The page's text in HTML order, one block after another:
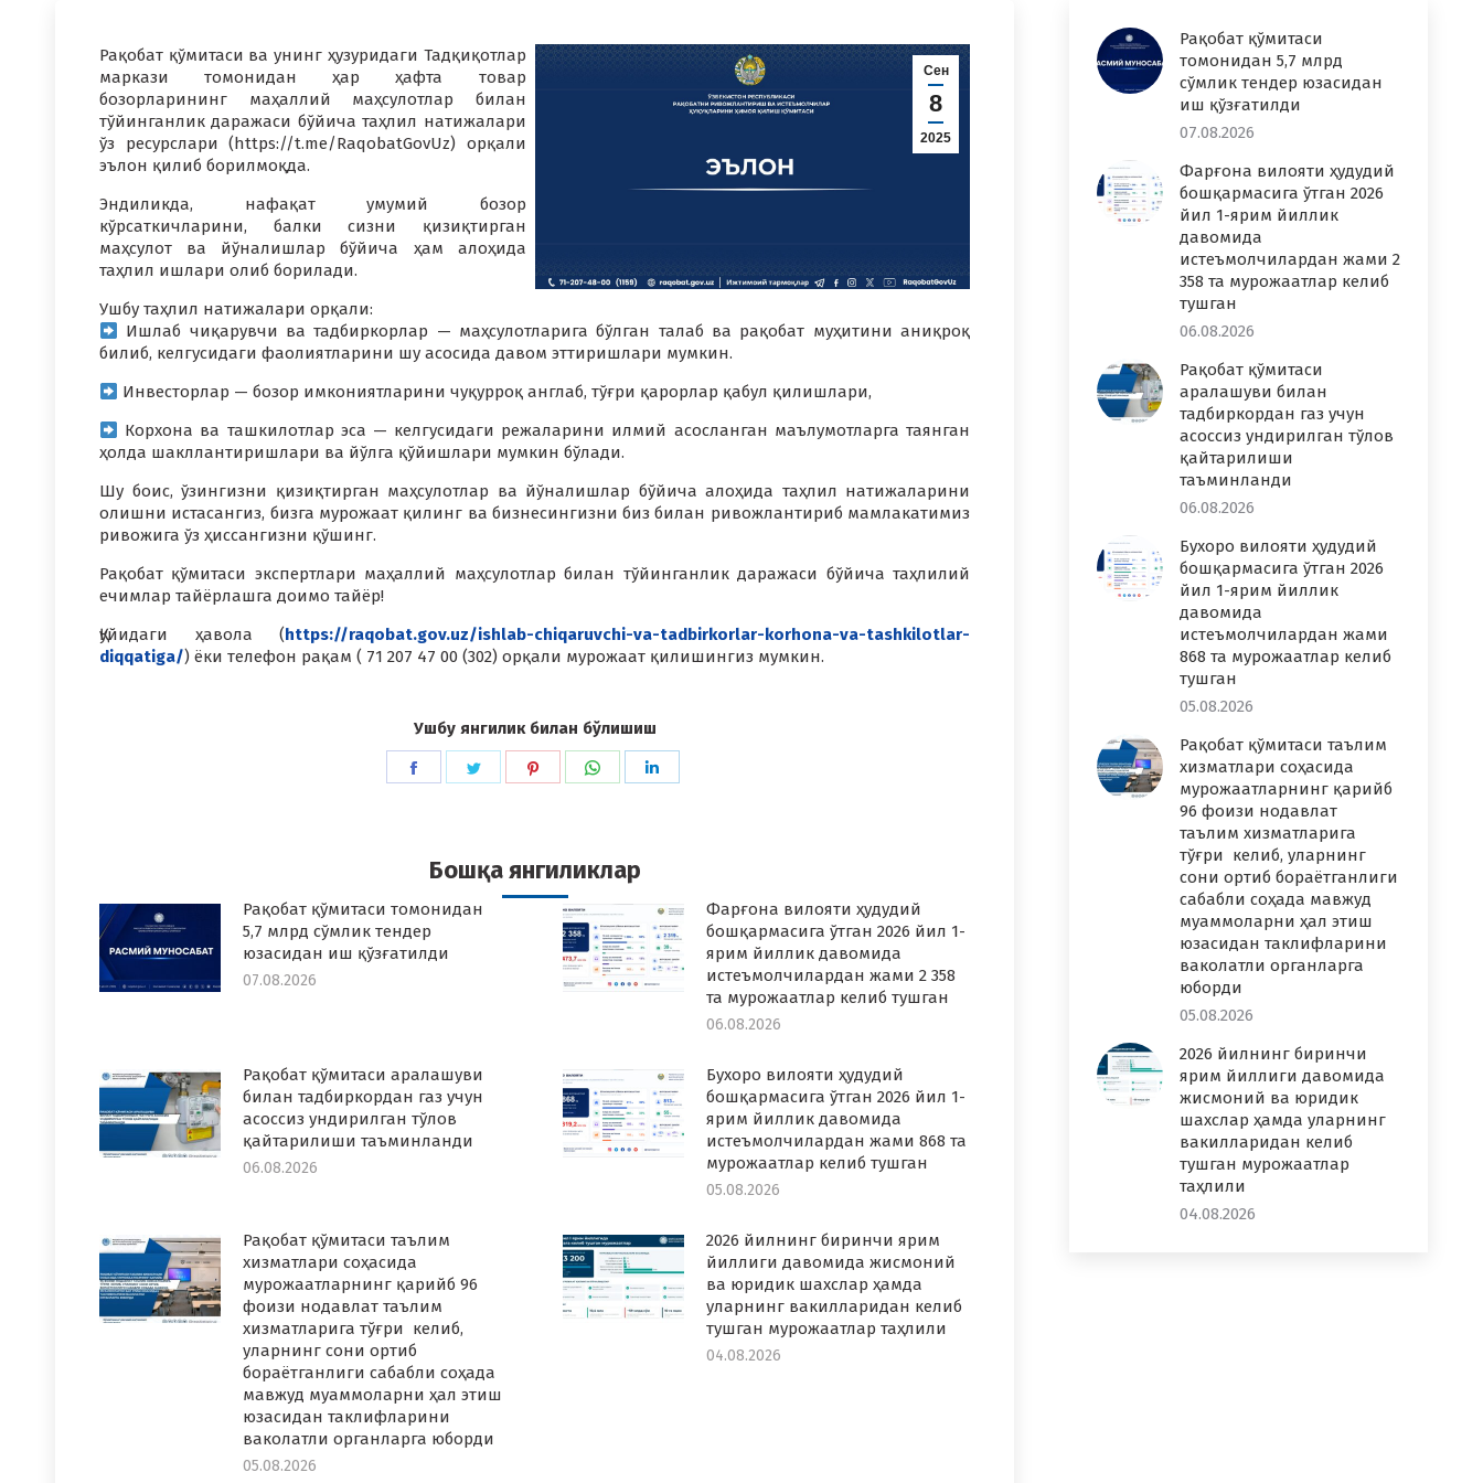
Сен
8
2025
Рақобат қўмитаси ва унинг ҳузуридаги Тадқиқотлар
маркази томонидан ҳар ҳафта товар
бозорларининг маҳаллий маҳсулотлар билан
тўйинганлик даражаси бўйича таҳлил натижалари
ўз ресурслари (https://t.me/RaqobatGovUz) орқали
эълон қилиб борилмоқда.
Эндиликда, нафақат умумий бозор
кўрсаткичларини, балки сизни қизиқтирган
маҳсулот ва йўналишлар бўйича ҳам алоҳида
таҳлил ишлари олиб борилади.
Ушбу таҳлил натижалари орқали:
Ишлаб чиқарувчи ва тадбиркорлар — маҳсулотларига бўлган талаб ва рақобат муҳитини аниқроқ
билиб, келгусидаги фаолиятларини шу асосида давом эттиришлари мумкин.
Инвесторлар — бозор имкониятларини чуқурроқ англаб, тўғри қарорлар қабул қилишлари,
Корхона ва ташкилотлар эса — келгусидаги режаларини илмий асосланган маълумотларга таянган
ҳолда шакллантиришлари ва йўлга қўйишлари мумкин бўлади.
Шу боис, ўзингизни қизиқтирган маҳсулотлар ва йўналишлар бўйича алоҳида таҳлил натижаларини
олишни истасангиз, бизга мурожаат қилинг ва бизнесингизни биз билан ривожлантириб мамлакатимиз
ривожига ўз ҳиссангизни қўшинг.
Рақобат қўмитаси экспертлари маҳаллий маҳсулотлар билан тўйинганлик даражаси бўйича таҳлилий
ечимлар тайёрлашга доимо тайёр!
Қуйидаги ҳавола (https://raqobat.gov.uz/ishlab-chiqaruvchi-va-tadbirkorlar-korhona-va-tashkilotlar-
diqqatiga/) ёки телефон рақам ( 71 207 47 00 (302) орқали мурожаат қилишингиз мумкин.
Ушбу янгилик билан бўлишиш
Share
Share
Share
Share
Бошқа янгиликлар
Рақобат қўмитаси томонидан
5,7 млрд сўмлик тендер
юзасидан иш қўзғатилди
07.08.2026
Фарғона вилояти ҳудудий
бошқармасига ўтган 2026 йил 1-
ярим йиллик давомида
истеъмолчилардан жами 2 358
та мурожаатлар келиб тушган
06.08.2026
Рақобат қўмитаси аралашуви
билан тадбиркордан газ учун
асоссиз ундирилган тўлов
қайтарилиши таъминланди
06.08.2026
Бухоро вилояти ҳудудий
бошқармасига ўтган 2026 йил 1-
ярим йиллик давомида
истеъмолчилардан жами 868 та
мурожаатлар келиб тушган
05.08.2026
Рақобат қўмитаси таълим
хизматлари соҳасида
мурожаатларнинг қарийб 96
фоизи нодавлат таълим
хизматларига тўғри келиб,
уларнинг сони ортиб
бораётганлиги сабабли соҳада
мавжуд муаммоларни ҳал этиш
юзасидан таклифларини
ваколатли органларга юборди
05.08.2026
2026 йилнинг биринчи ярим
йиллиги давомида жисмоний
ва юридик шахслар ҳамда
уларнинг вакилларидан келиб
тушган мурожаатлар таҳлили
04.08.2026
Рақобат қўмитаси
томонидан 5,7 млрд
сўмлик тендер юзасидан
иш қўзғатилди
07.08.2026
Фарғона вилояти ҳудудий
бошқармасига ўтган 2026
йил 1-ярим йиллик
давомида
истеъмолчилардан жами 2
358 та мурожаатлар келиб
тушган
06.08.2026
Рақобат қўмитаси
аралашуви билан
тадбиркордан газ учун
асоссиз ундирилган тўлов
қайтарилиши
таъминланди
06.08.2026
Бухоро вилояти ҳудудий
бошқармасига ўтган 2026
йил 1-ярим йиллик
давомида
истеъмолчилардан жами
868 та мурожаатлар келиб
тушган
05.08.2026
Рақобат қўмитаси таълим
хизматлари соҳасида
мурожаатларнинг қарийб
96 фоизи нодавлат
таълим хизматларига
тўғри келиб, уларнинг
сони ортиб бораётганлиги
сабабли соҳада мавжуд
муаммоларни ҳал этиш
юзасидан таклифларини
ваколатли органларга
юборди
05.08.2026
2026 йилнинг биринчи
ярим йиллиги давомида
жисмоний ва юридик
шахслар ҳамда уларнинг
вакилларидан келиб
тушган мурожаатлар
таҳлили
04.08.2026